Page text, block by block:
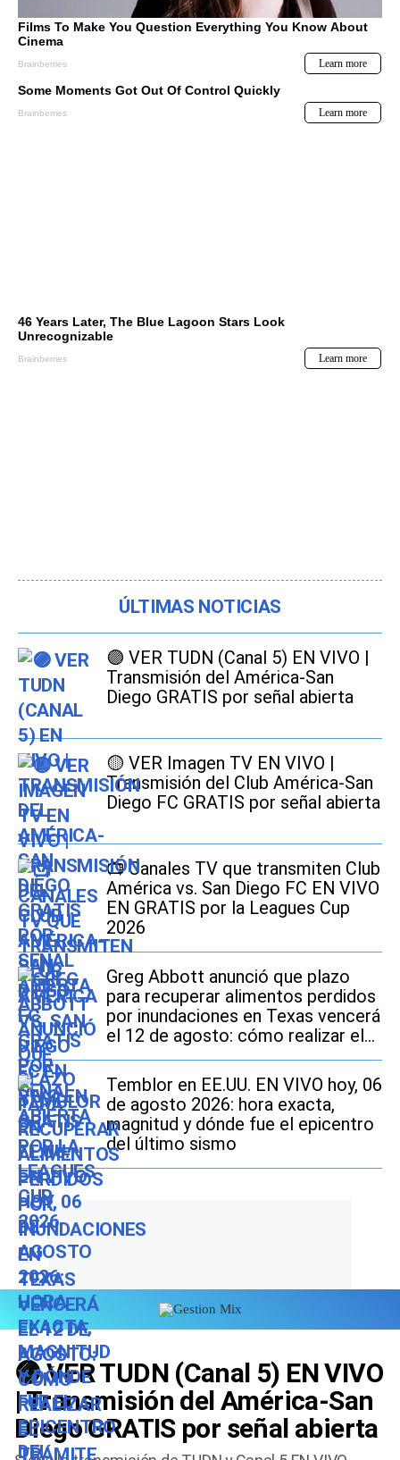
ÚLTIMAS NOTICIAS
🟣 VER TUDN (Canal 5) EN VIVO |
Transmisión del América-San
Diego GRATIS por señal abierta
🟡 VER Imagen TV EN VIVO |
Transmisión del Club América-San
Diego FC GRATIS por señal abierta
📺 Canales TV que transmiten Club
América vs. San Diego FC EN VIVO
EN GRATIS por la Leagues Cup
2026
Greg Abbott anunció que plazo
para recuperar alimentos perdidos
por inundaciones en Texas vencerá
el 12 de agosto: cómo realizar el
trámite si soy beneficiario de
SNAP
Temblor en EE.UU. EN VIVO hoy, 06
de agosto 2026: hora exacta,
magnitud y dónde fue el epicentro
del último sismo